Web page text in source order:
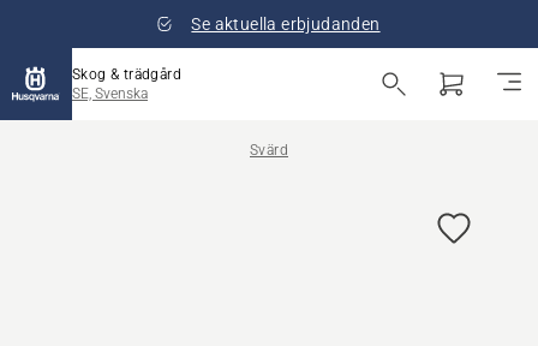
Se aktuella erbjudanden
Skog & trädgård
SE, Svenska
Svärd